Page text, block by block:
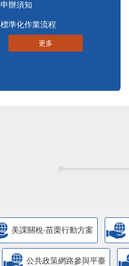
申辦須知
標準化作業流程
更多
美課關稅-苗栗行動方案
公共政策網路參與平臺